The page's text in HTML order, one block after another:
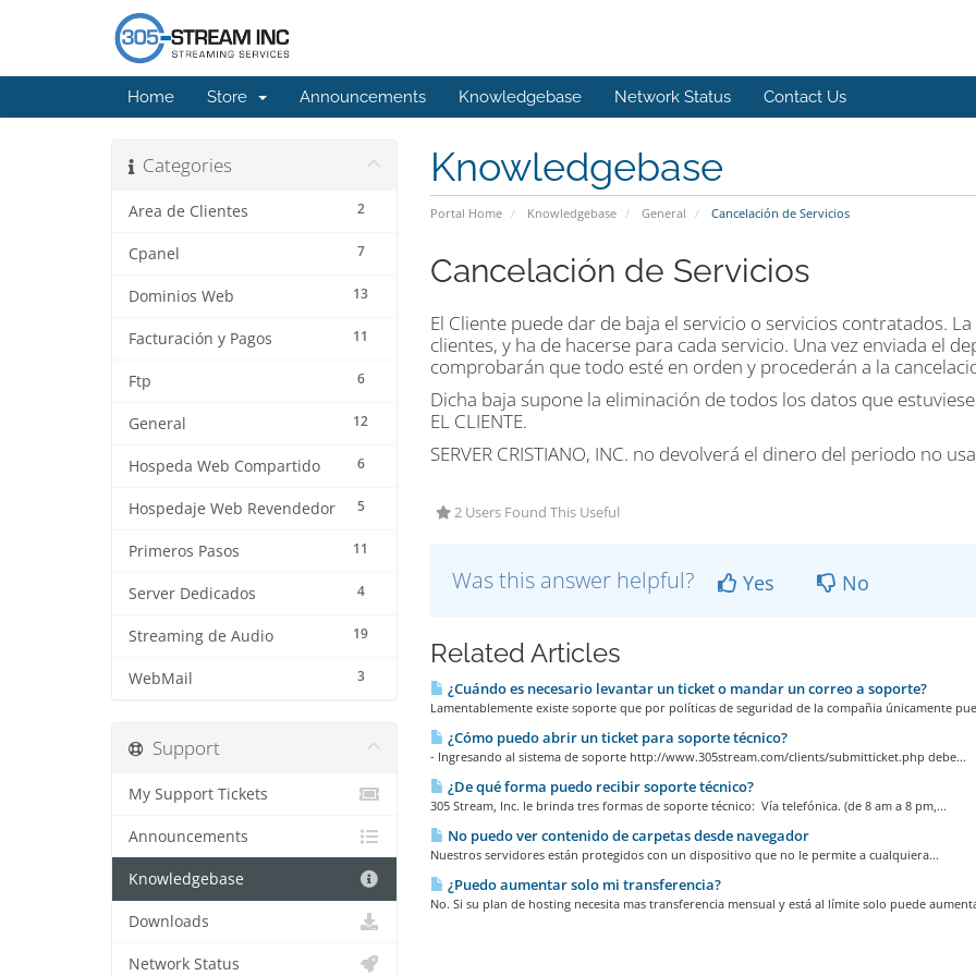
Home Store Announcements Knowledgebase Network Status Contact Us
Knowledgebase
Portal Home Knowledgebase General Cancelación de Servicios
Categories
2
Area de Clientes
7
Cpanel
13
Dominios Web
11
Facturación y Pagos
6
Ftp
12
General
6
Hospeda Web Compartido
5
Hospedaje Web Revendedor
11
Primeros Pasos
4
Server Dedicados
19
Streaming de Audio
3
WebMail
Cancelación de Servicios
El Cliente puede dar de baja el servicio o servicios contratados.
clientes, y ha de hacerse para cada servicio. Una vez enviada el
comprobarán que todo esté en orden y procederán a la
Dicha baja supone la eliminación de todos los datos que
EL CLIENTE.
SERVER CRISTIANO, INC. no devolverá el dinero del periodo no
2 Users Found This Useful
Was this answer helpful? Yes No
Related Articles
¿Cuándo es necesario levantar un ticket o mandar un correo a soporte?
Lamentablemente existe soporte que por políticas de seguridad de la compañia únicamente
¿Cómo puedo abrir un ticket para soporte técnico?
- Ingresando al sistema de soporte http://www.305stream.com/clients/submitticket.php debe...
¿De qué forma puedo recibir soporte técnico?
305 Stream, Inc. le brinda tres formas de soporte técnico: Vía telefónica. (de 8 am a 8 pm,...
No puedo ver contenido de carpetas desde navegador
Nuestros servidores están protegidos con un dispositivo que no le permite a cualquiera...
¿Puedo aumentar solo mi transferencia?
No. Si su plan de hosting necesita mas transferencia mensual y está al límite solo puede
Support
My Support Tickets
Announcements
Knowledgebase
Downloads
Network Status